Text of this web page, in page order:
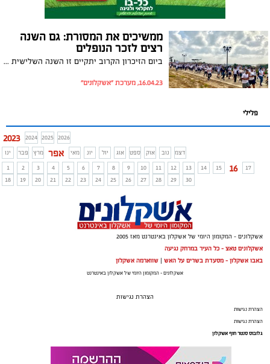
ממשיכים את המסורת: גם השנה
רצים לזכר הנופלים
ביום הזיכרון הקרוב יתקיים זו השנה השלישית ברציפות מירוץ לזכר הנופלים במערכות ישראל ונפגעי פעולות האיבה. המירוץ שמתאים לכל הגילאים יתקיים בקו החוף צפונית למלון הרלינגטון: "הם רצו בשבילנו - עכשיו תורנו לרוץ לזכרם"
16.04.23, מערכת "אשקלונים"
פלילי
2023 2024 2025 2026
ינו
פבר מרץ אפר מאי יונ יול אוג ספט אוק נוב
דצמ
1
2 3 4 5 6 7 8 9 10 11 12 13 14 15 16
17
18
19 20 21 22 23 24 25 26 27 28 29 30
אשקלונים - המקומון היומי של אשקלון באינטרנט מאז 2005
אשקלונים טאצ - כל העיר במרחק נגיעה
באבו אשקלון - מסעדת בשרים על האש | שווארמה אשקלון
אשקלונים - המקומון היומי של אשקלון באינטרנט
הצהרת נגישות
הצהרת נגישות
הצהרת נגישות
גלובוס סנטר חוף אשקלון